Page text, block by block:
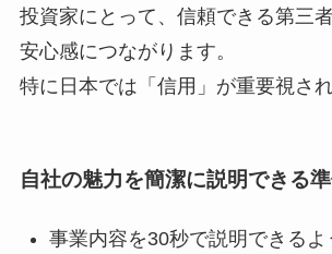
投資家にとって、信頼できる第三
安心感につながります。
特に日本では「信用」が重要視され
自社の魅力を簡潔に説明できる
事業内容を30秒で説明できるよ